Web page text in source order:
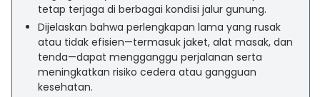
tetap terjaga di berbagai kondisi jalur gunung.
Dijelaskan bahwa perlengkapan lama yang rusak
atau tidak efisien—termasuk jaket, alat masak, dan
tenda—dapat mengganggu perjalanan serta
meningkatkan risiko cedera atau gangguan
kesehatan.